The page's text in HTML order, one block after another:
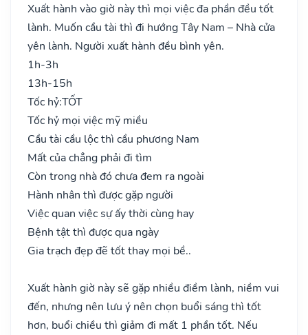
Xuất hành vào giờ này thì mọi việc đa phần đều tốt
lành. Muốn cầu tài thì đi hướng Tây Nam – Nhà cửa
yên lành. Người xuất hành đều bình yên.
1h-3h
13h-15h
Tốc hỷ:TỐT
Tốc hỷ mọi việc mỹ miều
Cầu tài cầu lộc thì cầu phương Nam
Mất của chẳng phải đi tìm
Còn trong nhà đó chưa đem ra ngoài
Hành nhân thì được gặp người
Việc quan việc sự ấy thời cùng hay
Bệnh tật thì được qua ngày
Gia trạch đẹp đẽ tốt thay mọi bề..
Xuất hành giờ này sẽ gặp nhiều điềm lành, niềm vui
đến, nhưng nên lưu ý nên chọn buổi sáng thì tốt
hơn, buổi chiều thì giảm đi mất 1 phần tốt. Nếu